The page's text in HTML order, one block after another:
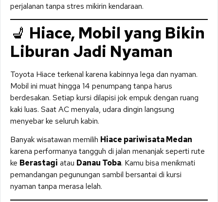
perjalanan tanpa stres mikirin kendaraan.
💺 Hiace, Mobil yang Bikin
Liburan Jadi Nyaman
Toyota Hiace terkenal karena kabinnya lega dan nyaman.
Mobil ini muat hingga 14 penumpang tanpa harus
berdesakan. Setiap kursi dilapisi jok empuk dengan ruang
kaki luas. Saat AC menyala, udara dingin langsung
menyebar ke seluruh kabin.
Banyak wisatawan memilih Hiace pariwisata Medan
karena performanya tangguh di jalan menanjak seperti rute
ke Berastagi atau Danau Toba. Kamu bisa menikmati
pemandangan pegunungan sambil bersantai di kursi
nyaman tanpa merasa lelah.